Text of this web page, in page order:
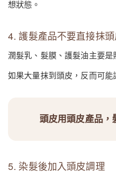
想狀態。
4. 護髮產品不要直接抹
潤髮乳、髮膜、護髮油主要是
如果大量抹到頭皮，反而可能
頭皮用頭皮產品，
5. 染髮後加入頭皮調理